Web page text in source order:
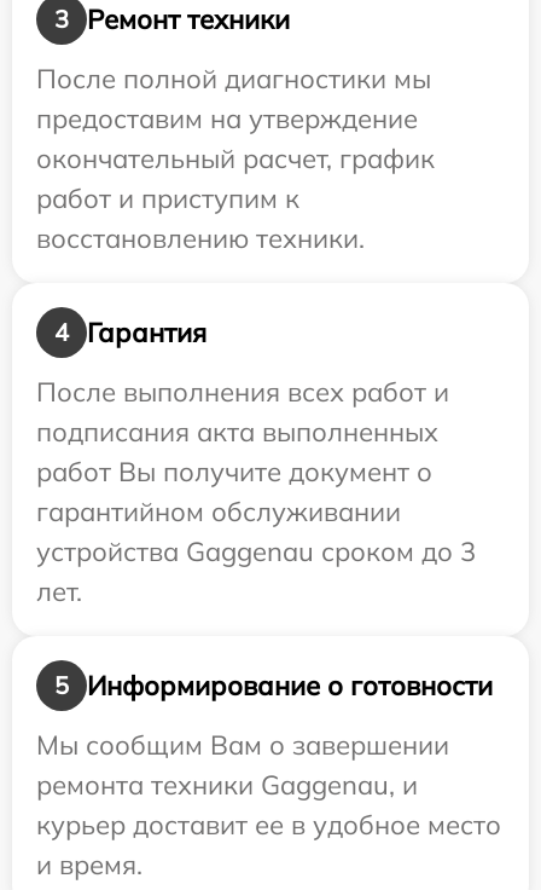
3
Ремонт техники
После полной диагностики мы
предоставим на утверждение
окончательный расчет, график
работ и приступим к
восстановлению техники.
4
Гарантия
После выполнения всех работ и
подписания акта выполненных
работ Вы получите документ о
гарантийном обслуживании
устройства Gaggenau сроком до 3
лет.
5
Информирование о готовности
Мы сообщим Вам о завершении
ремонта техники Gaggenau, и
курьер доставит ее в удобное место
и время.